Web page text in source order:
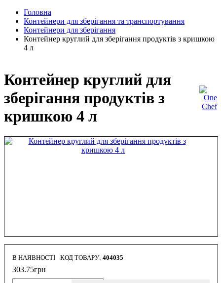
Головна
Контейнери для зберігання та транспортування
Контейнери для зберігання
Контейнер круглий для зберігання продуктів з кришкою
4 л
Контейнер круглий для
зберігання продуктів з
кришкою 4 л
В НАЯВНОСТІ 404035
303.75грн